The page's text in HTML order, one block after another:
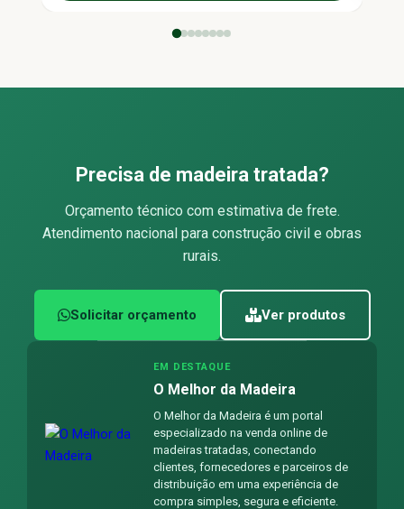
Precisa de madeira tratada?
Orçamento técnico com estimativa de frete.
Atendimento nacional para construção civil e obras
rurais.
Solicitar orçamento Ver produtos
EM DESTAQUE
O Melhor da Madeira
O Melhor da Madeira é um portal
especializado na venda online de
madeiras tratadas, conectando
clientes, fornecedores e parceiros de
distribuição em uma experiência de
compra simples, segura e eficiente.